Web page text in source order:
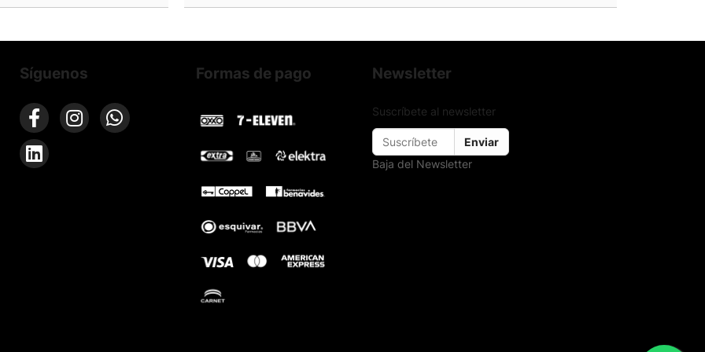
Síguenos Formas de pago Newsletter
Suscríbete al newsletter
Enviar
Baja del Newsletter